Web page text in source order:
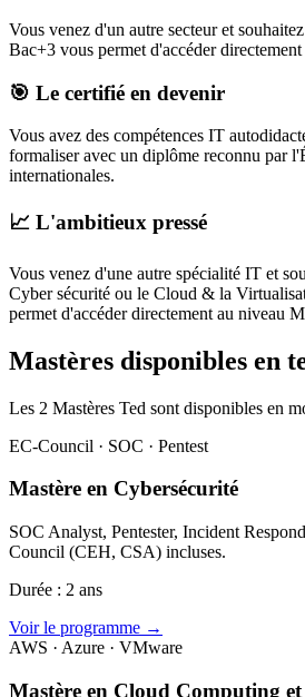
Vous venez d'un autre secteur et
Bac+3 vous permet d'accéder
🎯 Le certifié en devenir
Vous avez des compétences IT
formaliser avec un diplôme reconnu par
internationales.
📈 L'ambitieux pressé
Vous venez d'une autre spécialité IT et
Cyber sécurité ou le Cloud & la
permet d'accéder directement au niveau
Mastères disponibles en
Les 2 Mastères Ted sont disponibles en
EC-Council · SOC · Pentest
Mastère en Cybersécurité
SOC Analyst, Pentester, Incident
Council (CEH, CSA) incluses.
Durée : 2 ans
Voir le programme →
AWS · Azure · VMware
Mastère en Cloud Computing